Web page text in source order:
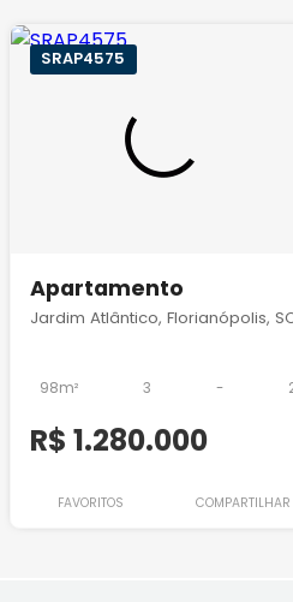
SRAP4575
Apartamento
Jardim Atlântico, Florianópolis,
98m² 3 -
R$ 1.280.000
FAVORITOS COMPARTILHAR